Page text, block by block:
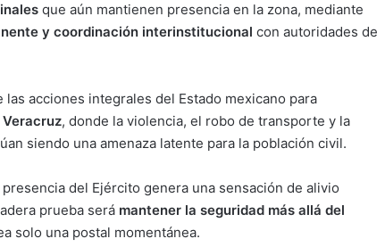
que aún mantienen presencia en la zona, mediante
y coordinación interinstitucional con autoridades de
acciones integrales del Estado mexicano para
, donde la violencia, el robo de transporte y la
siendo una amenaza latente para la población civil.
del Ejército genera una sensación de alivio
prueba será mantener la seguridad más allá del
solo una postal momentánea.